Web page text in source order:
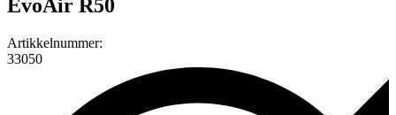
EvoAir R50
Artikkelnummer:
33050